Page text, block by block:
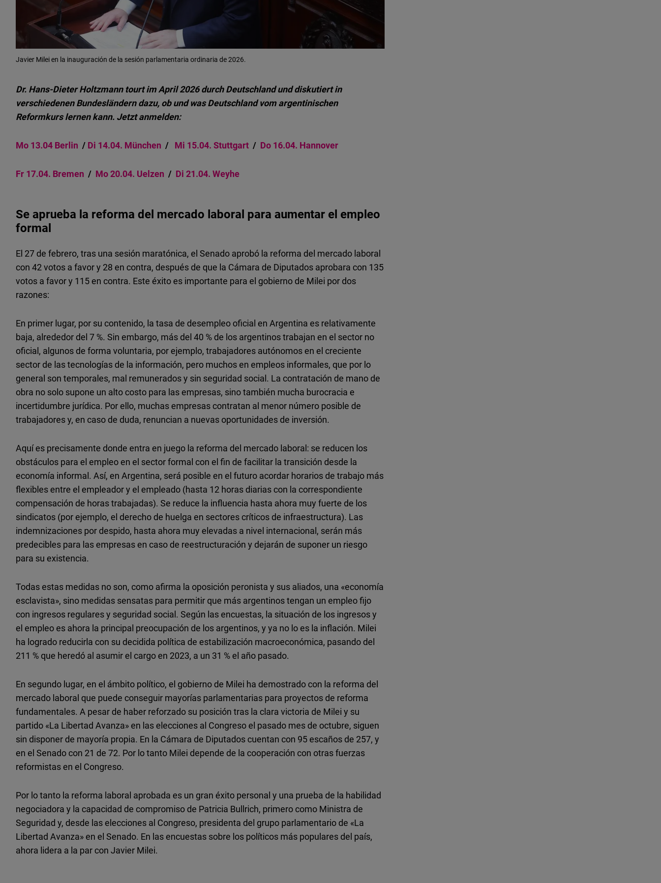
Javier Milei en la inauguración de la sesión parlamentaria ordinaria de 2026.
Dr. Hans-Dieter Holtzmann tourt im April 2026 durch Deutschland und diskutiert in
verschiedenen Bundesländern dazu, ob und was Deutschland vom argentinischen
Reformkurs lernen kann. Jetzt anmelden:
Mo 13.04 Berlin / Di 14.04. München / Mi 15.04. Stuttgart / Do 16.04. Hannover
Fr 17.04. Bremen / Mo20.04. Uelzen / Di 21.04. Weyhe
Se aprueba la reforma del mercado laboral para aumentar el empleo
formal
El 27 de febrero, tras una sesión maratónica, el Senado aprobó la reforma del mercado laboral
con 42 votos a favor y 28 en contra, después de que la Cámara de Diputados aprobara con 135
votos a favor y 115 en contra. Este éxito es importante para el gobierno de Milei por dos
razones:
En primer lugar, por su contenido, la tasa de desempleo oficial en Argentina es relativamente
baja, alrededor del 7 %. Sin embargo, más del 40 % de los argentinos trabajan en el sector no
oficial, algunos de forma voluntaria, por ejemplo, trabajadores autónomos en el creciente
sector de las tecnologías de la información, pero muchos en empleos informales, que por lo
general son temporales, mal remunerados y sin seguridad social. La contratación de mano de
obra no solo supone un alto costo para las empresas, sino también mucha burocracia e
incertidumbre jurídica. Por ello, muchas empresas contratan al menor número posible de
trabajadores y, en caso de duda, renuncian a nuevas oportunidades de inversión.
Aquí es precisamente donde entra en juego la reforma del mercado laboral: se reducen los
obstáculos para el empleo en el sector formal con el fin de facilitar la transición desde la
economía informal. Así, en Argentina, será posible en el futuro acordar horarios de trabajo más
flexibles entre el empleador y el empleado (hasta 12 horas diarias con la correspondiente
compensación de horas trabajadas). Se reduce la influencia hasta ahora muy fuerte de los
sindicatos (por ejemplo, el derecho de huelga en sectores críticos de infraestructura). Las
indemnizaciones por despido, hasta ahora muy elevadas a nivel internacional, serán más
predecibles para las empresas en caso de reestructuración y dejarán de suponer un riesgo
para su existencia.
Todas estas medidas no son, como afirma la oposición peronista y sus aliados, una «economía
esclavista», sino medidas sensatas para permitir que más argentinos tengan un empleo fijo
con ingresos regulares y seguridad social. Según las encuestas, la situación de los ingresos y
el empleo es ahora la principal preocupación de los argentinos, y ya no lo es la inflación. Milei
ha logrado reducirla con su decidida política de estabilización macroeconómica, pasando del
211 % que heredó al asumir el cargo en 2023, a un 31 % el año pasado.
En segundo lugar, en el ámbito político, el gobierno de Milei ha demostrado con la reforma del
mercado laboral que puede conseguir mayorías parlamentarias para proyectos de reforma
fundamentales. A pesar de haber reforzado su posición tras la clara victoria de Milei y su
partido «La Libertad Avanza» en las elecciones al Congreso el pasado mes de octubre, siguen
sin disponer de mayoría propia. En la Cámara de Diputados cuentan con 95 escaños de 257, y
en el Senado con 21 de 72. Por lo tanto Milei depende de la cooperación con otras fuerzas
reformistas en el Congreso.
Por lo tanto la reforma laboral aprobada es un gran éxito personal y una prueba de la habilidad
negociadora y la capacidad de compromiso de Patricia Bullrich, primero como Ministra de
Seguridad y, desde las elecciones al Congreso, presidenta del grupo parlamentario de «La
Libertad Avanza» en el Senado. En las encuestas sobre los políticos más populares del país,
ahora lidera a la par con Javier Milei.
Flickr
Newsletter2go